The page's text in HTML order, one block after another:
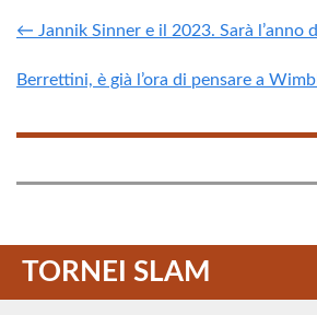
← Jannik Sinner e il 2023. Sarà l’anno
Berrettini, è già l’ora di pensare a
TORNEI SLAM